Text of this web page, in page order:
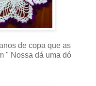
de copa que as
" Nossa dá uma dó